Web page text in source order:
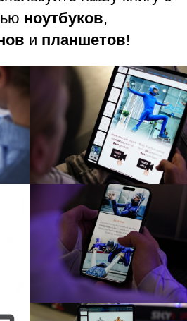
ноутбуков,
и планшетов!